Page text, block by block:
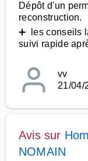
Dépôt d'un
reconstruction.
➕ les conseils
suivi rapide
vv
21/04/
Avis sur
NOMAIN